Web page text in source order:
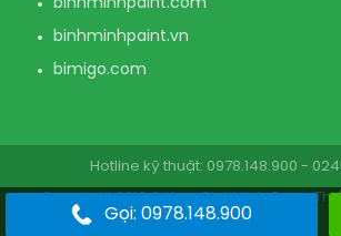
binhminhpaint.com
binhminhpaint.vn
bimigo.com
Hotline kỹ thuật: 0978.148.900 -
Copyright 2019 © KovaBinhMinh.Com .
BinhMinhPaint.Com
Gọi: 0978.148.900